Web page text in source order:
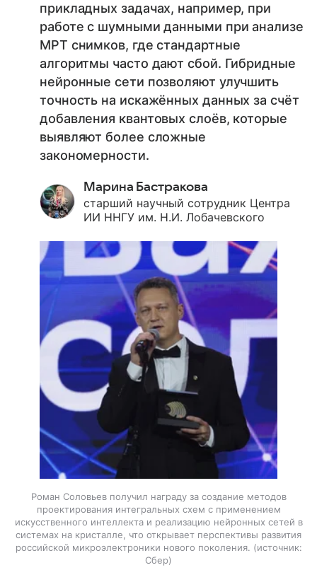
прикладных задачах, например, при
работе с шумными данными при анализе
МРТ снимков, где стандартные
алгоритмы часто дают сбой. Гибридные
нейронные сети позволяют улучшить
точность на искажённых данных за счёт
добавления квантовых слоёв, которые
выявляют более сложные
закономерности.
Марина Бастракова
старший научный сотрудник Центра
ИИ ННГУ им. Н.И. Лобачевского
Роман Соловьев получил награду за создание методов
проектирования интегральных схем с применением
искусственного интеллекта и реализацию нейронных сетей в
системах на кристалле, что открывает перспективы развития
российской микроэлектроники нового поколения.
источник:
Сбер